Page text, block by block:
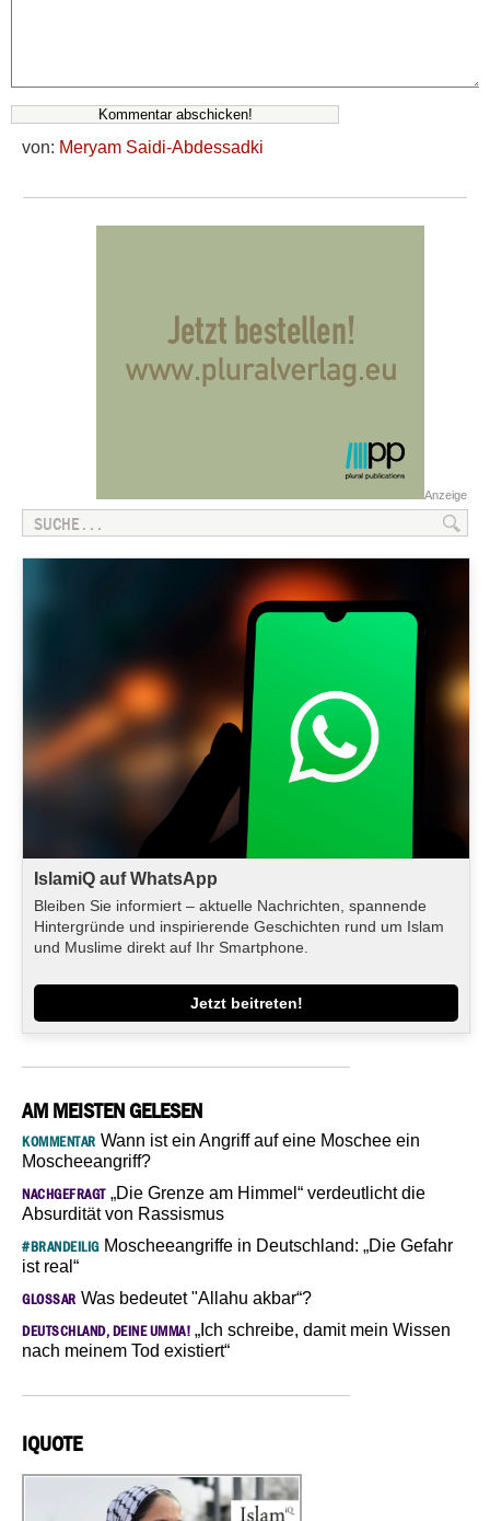
von: Meryam Saidi-Abdessadki
Anzeige
IslamiQ auf WhatsApp
Bleiben Sie informiert – aktuelle Nachrichten, spannende
Hintergründe und inspirierende Geschichten rund um Islam
und Muslime direkt auf Ihr Smartphone.
Jetzt beitreten!
AM MEISTEN GELESEN
KOMMENTAR Wann ist ein Angriff auf eine Moschee ein
Moscheeangriff?
NACHGEFRAGT„Die Grenze am Himmel“ verdeutlicht die
Absurdität von Rassismus
#BRANDEILIGMoscheeangriffe in Deutschland: „Die Gefahr
ist real“
GLOSSAR Was bedeutet "Allahu akbar“?
DEUTSCHLAND, DEINE UMMA! „Ich schreibe, damit mein Wissen
nach meinem Tod existiert“
IQUOTE